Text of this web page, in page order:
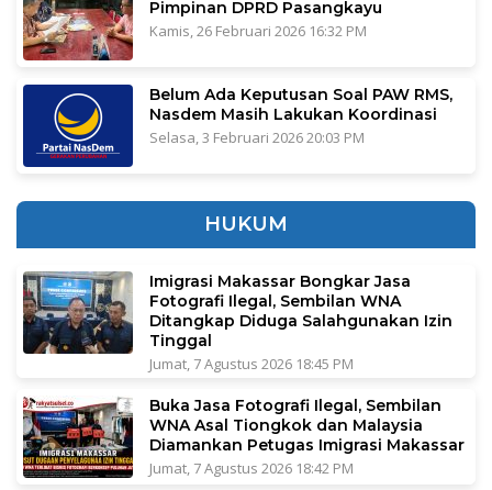
Pimpinan DPRD Pasangkayu
Kamis, 26 Februari 2026 16:32 PM
Belum Ada Keputusan Soal PAW RMS,
Nasdem Masih Lakukan Koordinasi
Selasa, 3 Februari 2026 20:03 PM
HUKUM
Imigrasi Makassar Bongkar Jasa
Fotografi Ilegal, Sembilan WNA
Ditangkap Diduga Salahgunakan Izin
Tinggal
Jumat, 7 Agustus 2026 18:45 PM
Buka Jasa Fotografi Ilegal, Sembilan
WNA Asal Tiongkok dan Malaysia
Diamankan Petugas Imigrasi Makassar
Jumat, 7 Agustus 2026 18:42 PM